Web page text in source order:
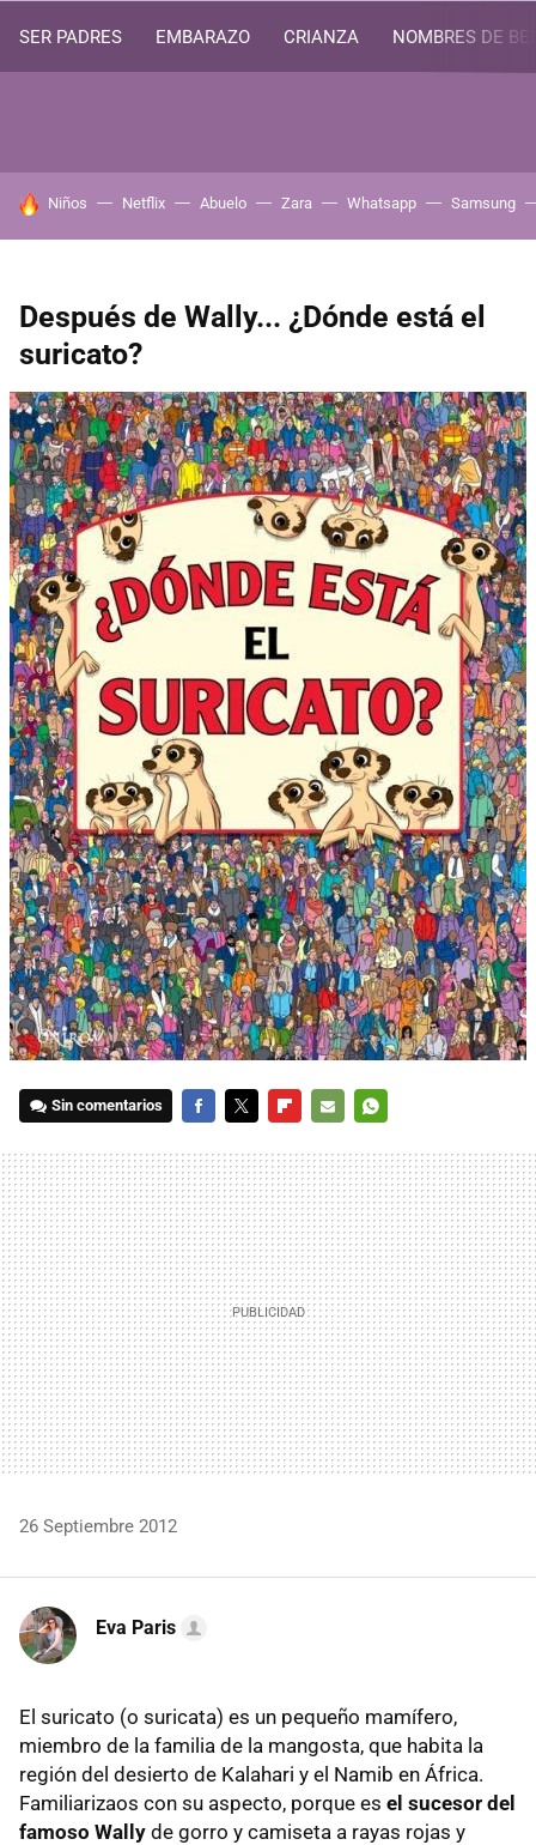
SER PADRES EMBARAZO CRIANZA NOMBRES DE
HOY SE HABLA DE
Niños Netflix Abuelo Zara Whatsapp Samsung
Después de Wally... ¿Dónde está el
suricato?
Sin comentarios
MAIL
26 Septiembre 2012
Eva Paris
El suricato (o suricata) es un pequeño mamífero,
miembro de la familia de la mangosta, que habita la
región del desierto de Kalahari y el Namib en África.
Familiarizaos con su aspecto, porque es el sucesor del
famoso Wally de gorro y camiseta a rayas rojas y